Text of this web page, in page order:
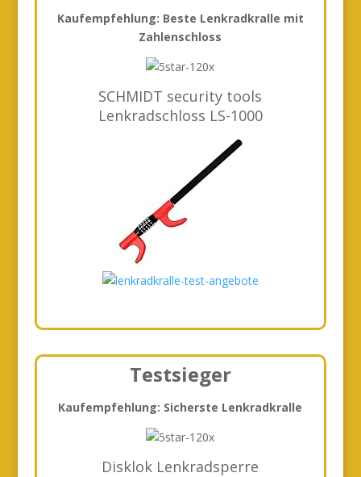
Kaufempfehlung: Beste Lenkradkralle mit
Zahlenschloss
SCHMIDT security tools
Lenkradschloss LS-1000
Testsieger
Kaufempfehlung: Sicherste Lenkradkralle
Disklok Lenkradsperre